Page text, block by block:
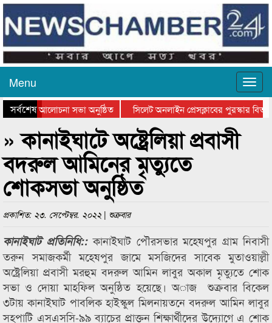
Menu
সর্বশেষ
দিবসের আলোচনা সভা অনুষ্ঠিত
সিলেট অনলাইন প্রেসক্লাবের পুরস্কার
সভা ও সম্মাননা প্রদান
কানাইঘাটের কিশোর আহাদের খুনি
» কানাইঘাটে অষ্ট্রেলিয়া প্রবাসী
বদরুল আমিনের মৃত্যুতে
শোকসভা অনুষ্ঠিত
প্রকাশিত: ২৩. সেপ্টেম্বর. ২০২২ | শুক্রবার
কানাইঘাট প্রতিনিধি:: কানাইঘাট পৌরসভার মহেষপুর গ্রাম নিবাসী
তরুন সমাজকর্মী মহেষপুর জামে মসজিদের সাবেক মুতাওয়াল্লী
অষ্ট্রেলিয়া প্রবাসী মরহুম বদরুল আমিন লাবুর অকাল মৃত্যুতে শোক
সভা ও দোয়া মাহফিল অনুষ্ঠিত হয়েছে। অাজ শুক্রবার বিকেল
৩টায় কানাইঘাট পাবলিক হাইস্কুল মিলনায়তনে বদরুল আমিন লাবুর
সহপাটি এসএসসি-৯৯ ব্যাচের প্রাক্তন শিক্ষার্থীদের উদ্যোগে এ শোক